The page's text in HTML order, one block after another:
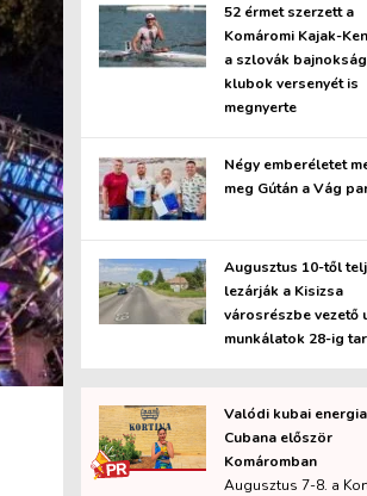
52 érmet szerzett a
Komáromi Kajak-
a szlovák
klubok versenyét is
megnyerte
Négy emberéletet
meg Gútán a Vág
Augusztus 10-től
lezárják a Kisizsa
városrészbe vezető
munkálatok 28-ig
Valódi kubai
Cubana először
Komáromban
Augusztus 7-8. a